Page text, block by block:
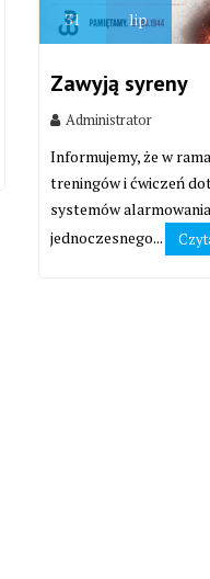
31 lip
Zawyją syreny
Administrator
Informujemy, że w
treningów i ćwiczeń
systemów
jednoczesnego...